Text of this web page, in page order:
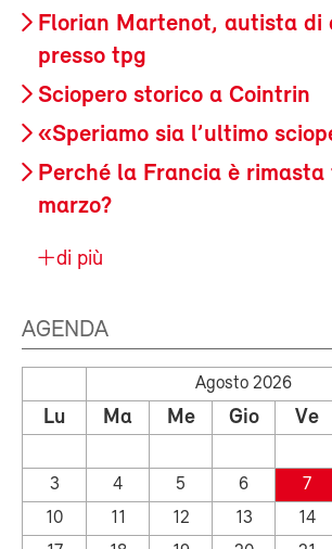
Florian Martenot, autista di
presso tpg
Sciopero storico a Cointrin
«Speriamo sia l’ultimo
Perché la Francia è rimasta
marzo?
di più
AGENDA
Agosto 2026
Lu Ma Me Gio Ve
3
4 5 6 7
10
11 12 13 14